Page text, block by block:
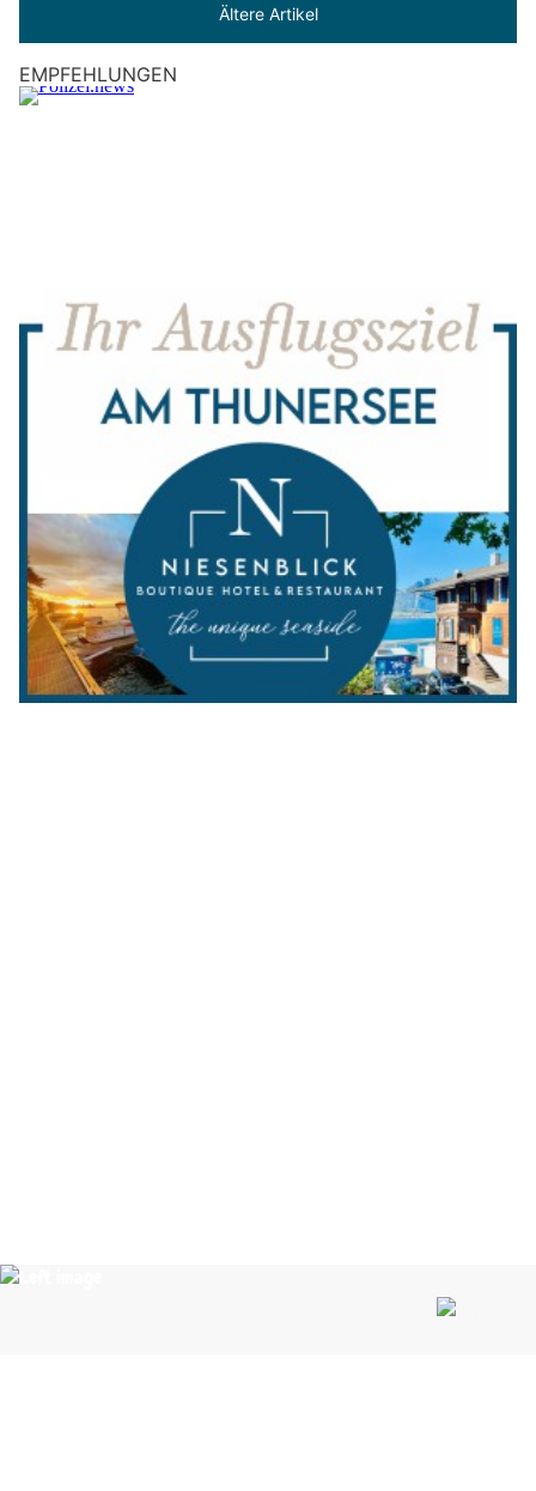
Ältere Artikel
EMPFEHLUNGEN